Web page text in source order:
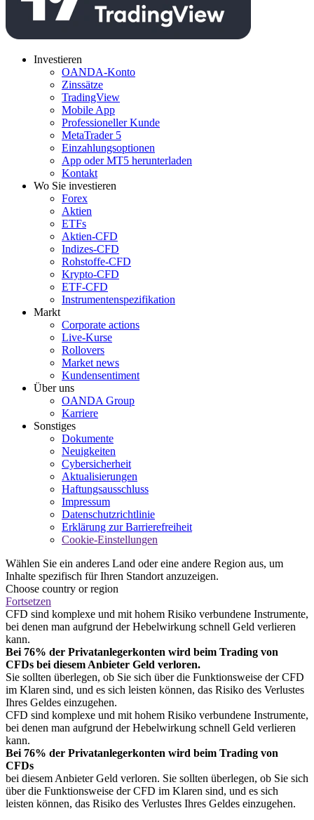
Investieren
OANDA-Konto
Zinssätze
TradingView
Mobile App
Professioneller Kunde
MetaTrader 5
Einzahlungsoptionen
App oder MT5 herunterladen
Kontakt
Wo Sie investieren
Forex
Aktien
ETFs
Aktien-CFD
Indizes-CFD
Rohstoffe-CFD
Krypto-CFD
ETF-CFD
Instrumentenspezifikation
Markt
Corporate actions
Live-Kurse
Rollovers
Market news
Kundensentiment
Über uns
OANDA Group
Karriere
Sonstiges
Dokumente
Neuigkeiten
Cybersicherheit
Aktualisierungen
Haftungsausschluss
Impressum
Datenschutzrichtlinie
Erklärung zur Barrierefreiheit
Cookie-Einstellungen
Wählen Sie ein anderes Land oder eine andere Region aus, um
Inhalte spezifisch für Ihren Standort anzuzeigen.
Choose country or region
Fortsetzen
CFD sind komplexe und mit hohem Risiko verbundene Instrumente,
bei denen man aufgrund der Hebelwirkung schnell Geld verlieren
kann.
Bei 76% der Privatanlegerkonten wird beim Trading von
CFDs bei diesem Anbieter Geld verloren.
Sie sollten überlegen, ob Sie sich über die Funktionsweise der CFD
im Klaren sind, und es sich leisten können, das Risiko des Verlustes
Ihres Geldes einzugehen.
CFD sind komplexe und mit hohem Risiko verbundene Instrumente,
bei denen man aufgrund der Hebelwirkung schnell Geld verlieren
kann.
Bei 76% der Privatanlegerkonten wird beim Trading von
CFDs
bei diesem Anbieter Geld verloren. Sie sollten überlegen, ob Sie sich
über die Funktionsweise der CFD im Klaren sind, und es sich
leisten können, das Risiko des Verlustes Ihres Geldes einzugehen.